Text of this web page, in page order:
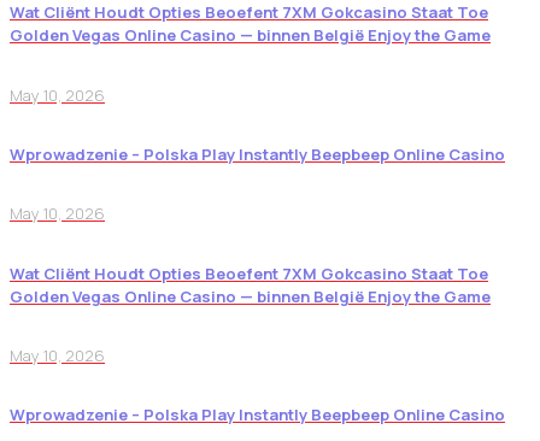
Wat Cliënt Houdt Opties Beoefent 7XM Gokcasino Staat Toe
Golden Vegas Online Casino — binnen België Enjoy the Game
May 10, 2026
Wprowadzenie – Polska Play Instantly Beepbeep Online Casino
May 10, 2026
Wat Cliënt Houdt Opties Beoefent 7XM Gokcasino Staat Toe
Golden Vegas Online Casino — binnen België Enjoy the Game
May 10, 2026
Wprowadzenie – Polska Play Instantly Beepbeep Online Casino